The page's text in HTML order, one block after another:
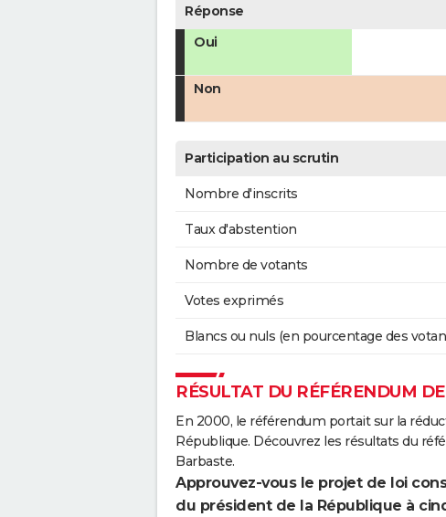
Réponse
Oui
Non
Participation au scrutin
Nombre d'inscrits
Taux d'abstention
Nombre de votants
Votes exprimés
Blancs ou nuls (en pourcentage des
RÉSULTAT DU RÉFÉRENDUM
En 2000, le référendum portait sur la
République. Découvrez les résultats du
Barbaste.
Approuvez-vous le projet de loi
du président de la République à